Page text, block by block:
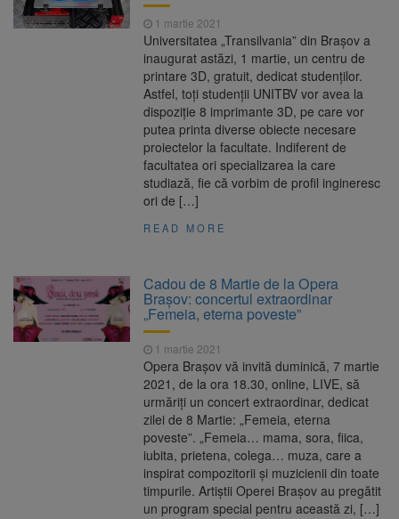
1 martie 2021
Universitatea „Transilvania” din Brașov a
inaugurat astăzi, 1 martie, un centru de
printare 3D, gratuit, dedicat studenților.
Astfel, toți studenții UNITBV vor avea la
dispoziție 8 imprimante 3D, pe care vor
putea printa diverse obiecte necesare
proiectelor la facultate. Indiferent de
facultatea ori specializarea la care
studiază, fie că vorbim de profil ingineresc
ori de […]
READ MORE
Cadou de 8 Martie de la Opera
Brașov: concertul extraordinar
„Femeia, eterna poveste”
1 martie 2021
Opera Brașov vă invită duminică, 7 martie
2021, de la ora 18.30, online, LIVE, să
urmăriți un concert extraordinar, dedicat
zilei de 8 Martie: „Femeia, eterna
poveste”. „Femeia… mama, sora, fiica,
iubita, prietena, colega… muza, care a
inspirat compozitorii și muzicienii din toate
timpurile. Artiștii Operei Brașov au pregătit
un program special pentru această zi, […]